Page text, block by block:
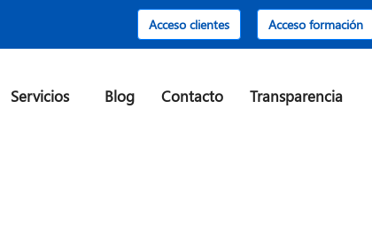
Acceso clientes Acceso formación
Servicios Blog Contacto Transparencia